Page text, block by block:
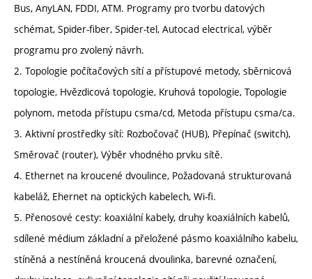
Bus, AnyLAN, FDDI, ATM. Programy pro tvorbu datových
schémat, Spider-fiber, Spider-tel, Autocad electrical, výběr
programu pro zvolený návrh.
2. Topologie počítačových sítí a přístupové metody, sběrnicová
topologie, Hvězdicová topologie, Kruhová topologie, Topologie
polynom, metoda přístupu csma/cd, Metoda přístupu csma/ca.
3. Aktivní prostředky sítí: Rozbočovač (HUB), Přepínač (switch),
Směrovač (router), Výběr vhodného prvku sítě.
4. Ethernet na kroucené dvoulince, Požadovaná strukturovaná
kabeláž, Ehernet na optických kabelech, Wi-fi.
5. Přenosové cesty: koaxiální kabely, druhy koaxiálních kabelů,
sdílené médium základní a přeložené pásmo koaxiálního kabelu,
stíněná a nestíněná kroucená dvoulinka, barevné označení,